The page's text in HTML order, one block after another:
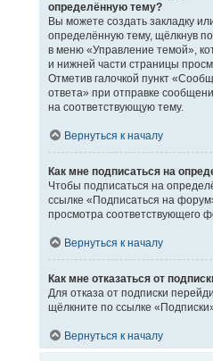
определённую тему?
Вы можете создать закладку
определённую тему, щёлкнув
в меню «Управление темой»,
и нижней части страницы
Отметив галочкой пункт
ответа» при отправке
на соответствующую тему.
Вернуться к началу
Как мне подписаться на
Чтобы подписаться на
ссылке «Подписаться на
просмотра соответствующего
Вернуться к началу
Как мне отказаться от
Для отказа от подписки
щёлкните по ссылке
Вернуться к началу